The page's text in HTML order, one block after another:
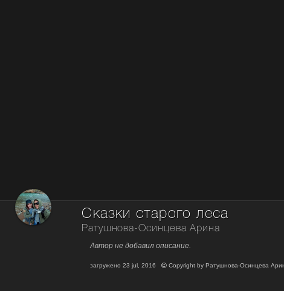
Сказки старого леса
Ратушнова-Осинцева Арина
Автор не добавил описание.
загружено23 jul, 2016 Copyright byРатушнова-Осинцева